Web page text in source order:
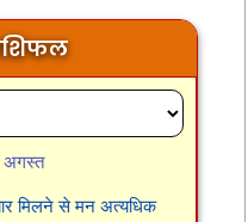
अगस्त
मिलने से मन अत्यधिक